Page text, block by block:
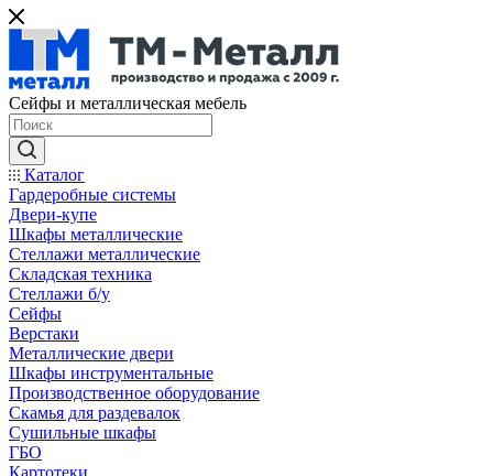
Сейфы и металлическая мебель
Каталог
Гардеробные системы
Двери-купе
Шкафы металлические
Стеллажи металлические
Складская техника
Стеллажи б/у
Сейфы
Верстаки
Металлические двери
Шкафы инструментальные
Производственное оборудование
Скамья для раздевалок
Сушильные шкафы
ГБО
Картотеки